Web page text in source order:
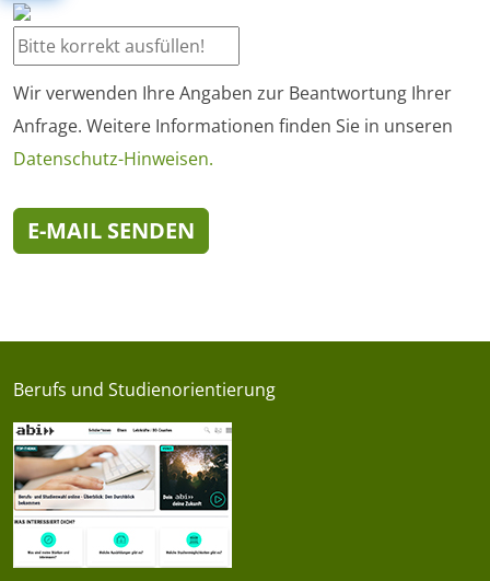
Wir verwenden Ihre Angaben zur Beantwortung Ihrer
Anfrage. Weitere Informationen finden Sie in unseren
Datenschutz-Hinweisen.
E-MAIL SENDEN
Berufs und Studienorientierung